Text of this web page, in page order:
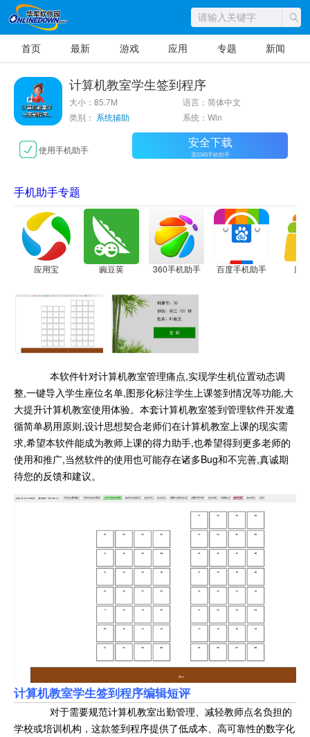
首页 最新 游戏 应用 专题 新闻
计算机教室学生签到程序
大小：85.7M
语言：简体中文
类别： 系统辅助 系统：Win
使用手机助手 安全下载
需2345手机助手
手机助手专题
应用宝 豌豆荚 360手机助手 百度手机助手 应
本软件针对计算机教室管理痛点,实现学生机位置动态调
整,一键导入学生座位名单,图形化标注学生上课签到情况等功能,大
大提升计算机教室使用体验。本套计算机教室签到管理软件开发遵
循简单易用原则,设计思想契合老师们在计算机教室上课的现实需
求,希望本软件能成为教师上课的得力助手,也希望得到更多老师的
使用和推广,当然软件的使用也可能存在诸多Bug和不完善,真诚期
待您的反馈和建议。
计算机教室学生签到程序编辑短评
对于需要规范计算机教室出勤管理、减轻教师点名负担的
学校或培训机构，这款签到程序提供了低成本、高可靠性的数字化